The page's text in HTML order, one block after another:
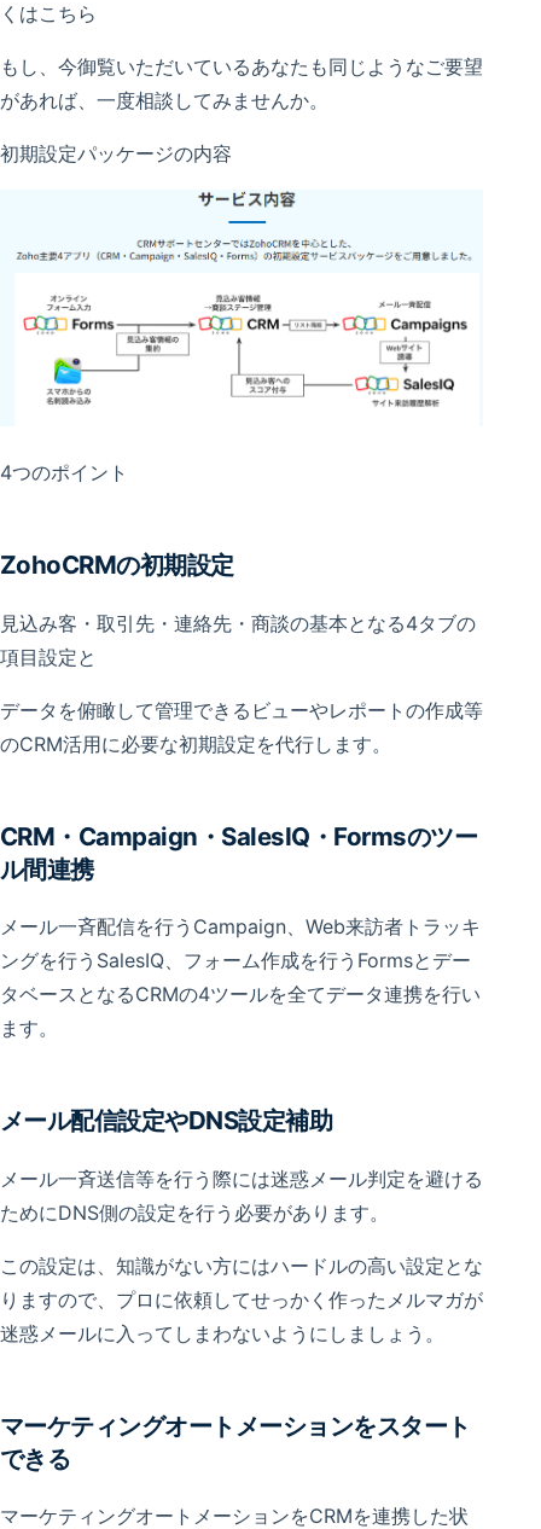
くはこちら
もし、今御覧いただいているあなたも同じようなご要望
があれば、一度相談してみませんか。
初期設定パッケージの内容
4つのポイント
ZohoCRMの初期設定
見込み客・取引先・連絡先・商談の基本となる4タブの
項目設定と
データを俯瞰して管理できるビューやレポートの作成等
のCRM活用に必要な初期設定を代行します。
CRM・Campaign・SalesIQ・Formsのツー
ル間連携
メール一斉配信を行うCampaign、Web来訪者トラッキ
ングを行うSalesIQ、フォーム作成を行うFormsとデー
タベースとなるCRMの4ツールを全てデータ連携を行い
ます。
メール配信設定やDNS設定補助
メール一斉送信等を行う際には迷惑メール判定を避ける
ためにDNS側の設定を行う必要があります。
この設定は、知識がない方にはハードルの高い設定とな
りますので、プロに依頼してせっかく作ったメルマガが
迷惑メールに入ってしまわないようにしましょう。
マーケティングオートメーションをスタート
できる
マーケティングオートメーションをCRMを連携した状